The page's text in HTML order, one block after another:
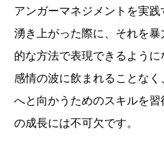
アンガーマネジメントを実
湧き上がった際に、それを
的な方法で表現できるように
感情の波に飲まれることな
へと向かうためのスキルを
の成長には不可欠です。